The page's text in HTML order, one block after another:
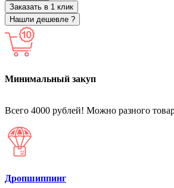
Заказать в 1 клик
Нашли дешевле ?
Минимальный закуп
Всего 4000 рублей! Можно разного
Дропшиппинг